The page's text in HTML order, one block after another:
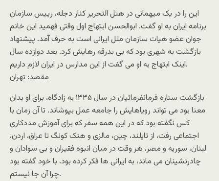
این را در یک میهمانی در هتل التحریر کنار دجله، رییس سازمان
برنامه ایران به او گفت. ابوالحسن ابتهاج اول وقتی فهمید این خانم
جوان عضو هیات سازمان ملل ایرانی است به حرف آمد. پیشنهاد
بازگشت به شهری بود که بی بدرقه رهایش کرد. بعد دوازده سال
اینک ابتهاج به او می گفت از این مدارس در ایران لازم داریم.
مقصد: تهران
بازگشت ستاره فرمانفرمائیان در سال ۱۳۳۵ به زادگاه، برای او بدان
معنا بود می تواند رویاهایش را جامعه عمل بپوشاند. تا آن زمان با
کس نگفته بود که در این همه سفر که برای آموزش مددکاری
اجتماعی رفت، از تایلند، چین، مالزی و هنک کونگ تا عراق، اردن،
لبنان، سوریه و مصر، هر وقت در میان انبوه فقیران و بی سوادان و
چادرنشینان می ماند، به ایرانی ها فکر کرده بود. با خود گفته بود
چرا آن جا نیستم.